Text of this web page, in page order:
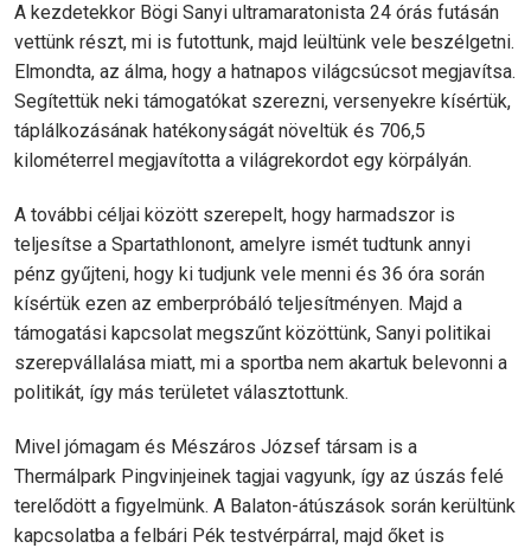
A kezdetekkor Bögi Sanyi ultramaratonista 24 órás futásán
vettünk részt, mi is futottunk, majd leültünk vele beszélgetni.
Elmondta, az álma, hogy a hatnapos világcsúcsot megjavítsa.
Segítettük neki támogatókat szerezni, versenyekre kísértük,
táplálkozásának hatékonyságát növeltük és 706,5
kilométerrel megjavította a világrekordot egy körpályán.
A további céljai között szerepelt, hogy harmadszor is
teljesítse a Spartathlonont, amelyre ismét tudtunk annyi
pénz gyűjteni, hogy ki tudjunk vele menni és 36 óra során
kísértük ezen az emberpróbáló teljesítményen. Majd a
támogatási kapcsolat megszűnt közöttünk, Sanyi politikai
szerepvállalása miatt, mi a sportba nem akartuk belevonni a
politikát, így más területet választottunk.
Mivel jómagam és Mészáros József társam is a
Thermálpark Pingvinjeinek tagjai vagyunk, így az úszás felé
terelődött a figyelmünk. A Balaton-átúszások során kerültünk
kapcsolatba a felbári Pék testvérpárral, majd őket is